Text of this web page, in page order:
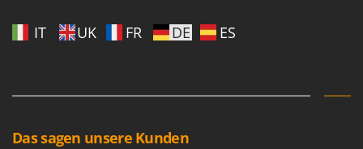
IT UK FR DE ES
Das sagen unsere Kunden